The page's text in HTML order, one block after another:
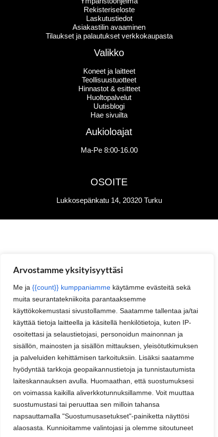
Arvostamme yksityisyyttäsi
Me ja {{count}} kumppaniamme käytämme evästeitä sekä
muita seurantatekniikoita parantaaksemme
käyttökokemustasi sivustollamme. Saatamme tallentaa ja/tai
käyttää tietoja laitteella ja käsitellä henkilötietoja, kuten IP-
osoitettasi ja selaustietojasi, personoidun mainonnan ja
sisällön, mainosten ja sisällön mittauksen, yleisötutkimuksen
ja palveluiden kehittämisen tarkoituksiin. Lisäksi saatamme
hyödyntää tarkkoja geopaikannustietoja ja tunnistautumista
laiteskannauksen avulla. Huomaathan, että suostumuksesi
on voimassa kaikilla aliverkkotunnuksillamme. Voit muuttaa
suostumustasi tai peruuttaa sen milloin tahansa
napsauttamalla "Suostumusasetukset"-painiketta näyttösi
alaosasta. Kunnioitamme valintojasi ja olemme sitoutuneet
Rekisteriseloste
Laskutustiedot
Asiakastilin avaaminen
Tilaukset ja palautukset verkkokaupasta
Valikko
Koneet ja laitteet
Teollisuustuotteet
Hinnastot & esitteet
Huoltopalvelut
Uutisblogi
Hae sivuilta
Aukioloajat
Ma-Pe 8:00-16.00
OSOITE
Lukkosepänkatu 14, 20320 Turku